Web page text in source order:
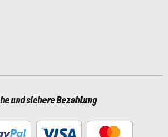
und sichere Bezahlung